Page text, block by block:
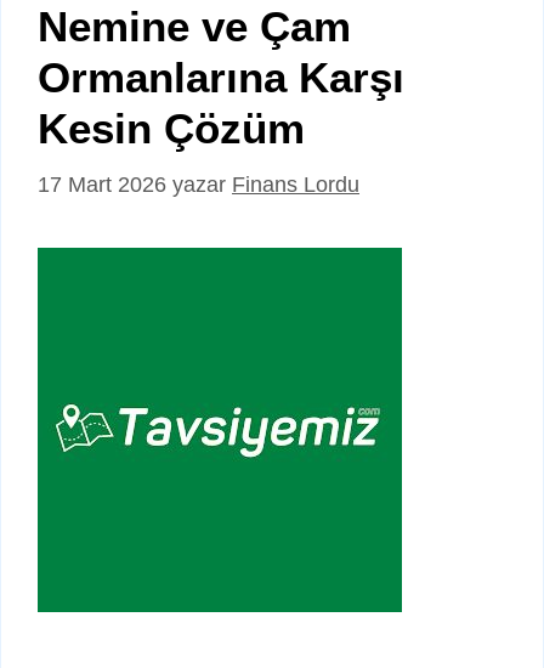
Nemine ve Çam
Ormanlarına Karşı
Kesin Çözüm
17 Mart 2026 yazar Finans Lordu